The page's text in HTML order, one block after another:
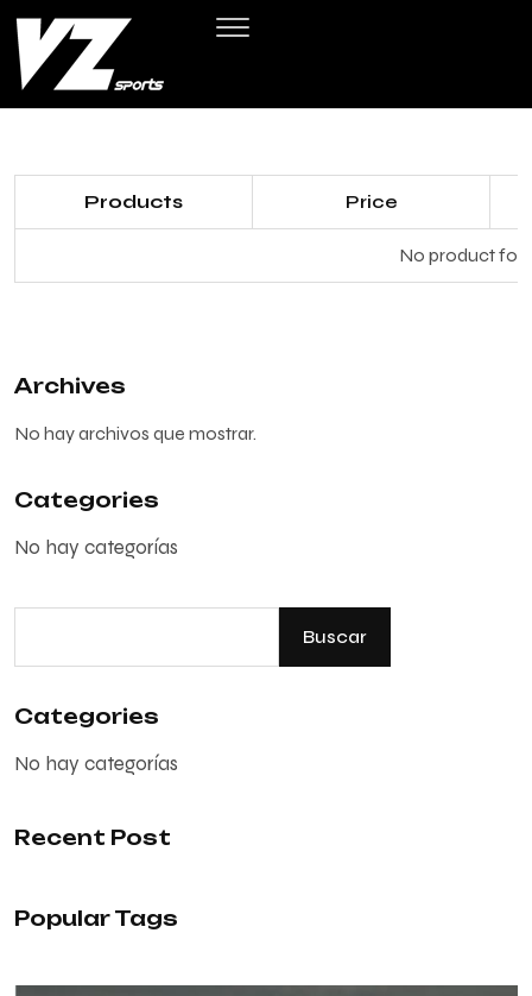
Products Price
No product
Archives
No hay archivos que mostrar.
Categories
No hay categorías
Buscar
Categories
No hay categorías
Recent Post
Popular Tags